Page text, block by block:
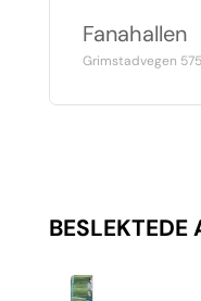
Fanahallen
Grimstadvegen
BESLEKTEDE